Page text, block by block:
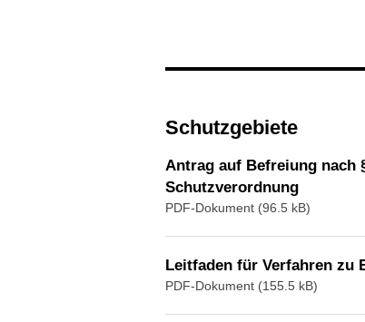
Schutzgebiete
Antrag auf Befreiung nach
Schutzverordnung
PDF-Dokument (96.5 kB)
Leitfaden für Verfahren zu
PDF-Dokument (155.5 kB)